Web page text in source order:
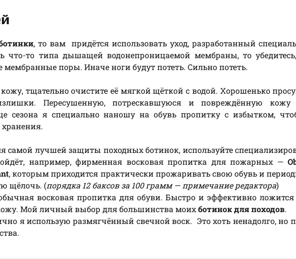
, то вам придётся использовать уход, разработанный
что-то типа дышащей водонепроницаемой мембраны, то
мембранные поры. Иначе ноги будут потеть. Сильно потеть.
тщательно очистите её мягкой щёткой с водой. Хорошенько
Пересушенную, потрескавшуюся и повреждённую
сезона я специально наношу на обувь пропитку с избытком,
самой лучшей защиты походных ботинок, используйте
например, фирменная восковая пропитка для пожарных —
, которым приходится практически прожаривать свою обувь и
щёлочь. (порядка 12 баксов за 100 грамм — примечание редактора)
восковая пропитка для обуви. Быстро и эффективно
Мой личный выбор для большинства моихботинок для походов.
я использую размягчённый свечной воск. Это хоть ненадолго, но